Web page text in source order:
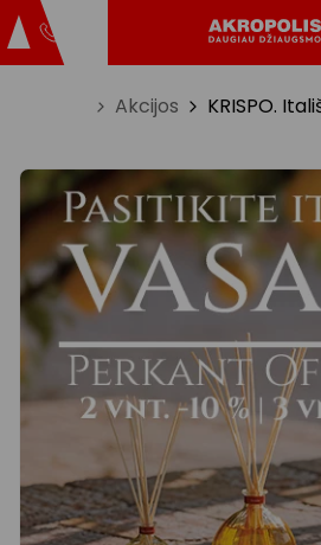
Akcijos KRISPO.